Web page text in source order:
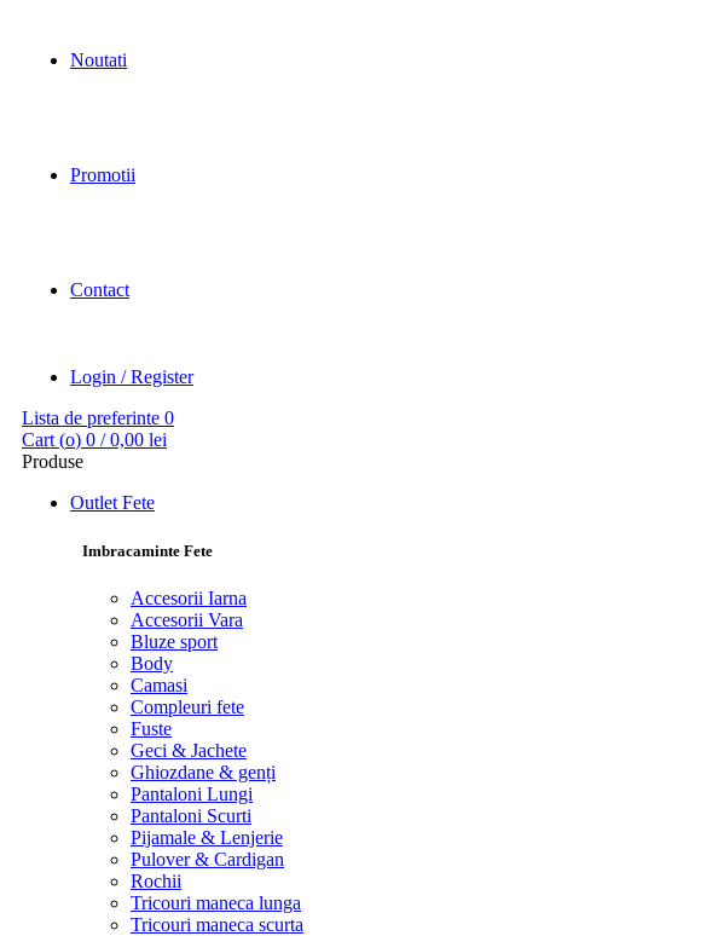
Noutati
Promotii
Contact
Login / Register
Lista de preferinte 0
Cart (o) 0 / 0,00 lei
Produse
Outlet Fete
Imbracaminte Fete
Accesorii Iarna
Accesorii Vara
Bluze sport
Body
Camasi
Compleuri fete
Fuste
Geci & Jachete
Ghiozdane & genți
Pantaloni Lungi
Pantaloni Scurti
Pijamale & Lenjerie
Pulover & Cardigan
Rochii
Tricouri maneca lunga
Tricouri maneca scurta